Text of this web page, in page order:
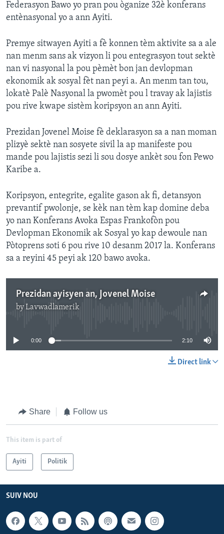
Federasyon Bawo yo pran pou òganize 32è konferans
entènasyonal yo a ann Ayiti.
Premye sitwayen Ayiti a fè konnen tèm aktivite sa a ale
nan menm sans ak vizyon li pou entegrasyon tout sektè
nan vi nasyonal la pou pèmèt bon jan devlopman
ekonomik ak sosyal fèt nan peyi a. An menm tan tou,
lokatè Palè Nasyonal la pwomèt pou l travay ak lajistis
pou rive kwape sistèm koripsyon an ann Ayiti.
Prezidan Jovenel Moise fè deklarasyon sa a nan moman
plizyè sektè nan sosyete sivil la ap manifeste pou
mande pou lajistis sezi li sou dosye ankèt sou fon Pewo
Karibe a.
Koripsyon, entegrite, egalite gason ak fi, detansyon
prevantif pwolonje, se kèk nan tèm kap domine deba
yo nan Konferans Avoka Espas Frankofòn pou
Devlopman Ekonomik ak Sosyal yo kap dewoule nan
Pòtoprens soti 6 pou rive 10 desanm 2017 la. Konferans
sa a reyini 45 peyi ak 120 bawo avoka.
Prezidan ayisyen an, Jovenel Moise
byLavwadlamerik
0:00 2:10
Direct link
Share Follow us
This item is part of
Ayiti Politik
SUIV NOU